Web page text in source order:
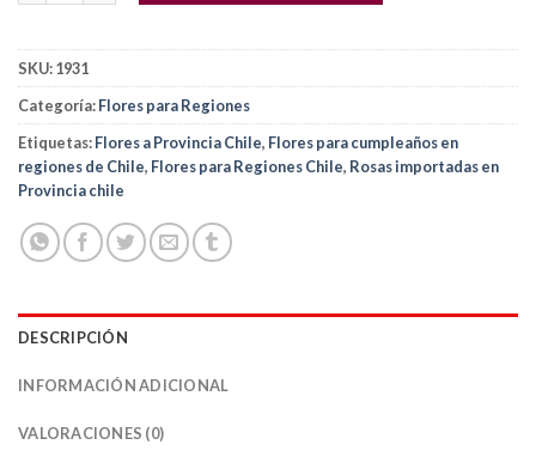
SKU:1931
Categoría:Flores para Regiones
Etiquetas:Flores a Provincia Chile, Flores para cumpleaños en
regiones de Chile, Flores para Regiones Chile, Rosas importadas en
Provincia chile
DESCRIPCIÓN
INFORMACIÓN ADICIONAL
VALORACIONES (0)